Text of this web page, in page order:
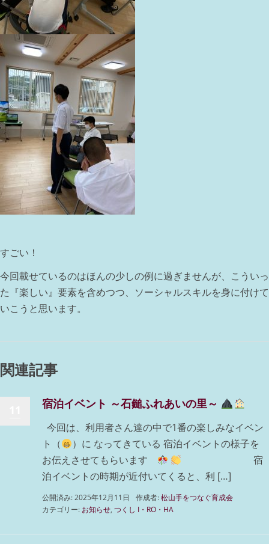
すごい！
今回載せているのはほんの少しの例に過ぎませんが、こういっ
た『楽しい』要素を含めつつ、ソーシャルスキルを身に付けて
いこうと思います。
関連記事
宿泊イベント ～石鎚ふれあいの里～
今回は、利用者さん達の中で1番の楽しみなイベン
ト（
）に なってきている 宿泊イベントの様子を
お伝えさせてもらいます
宿
泊イベントの時期が近付いてくると、利 […]
公開済み: 2025年12月11日 作成者:松山手をつなぐ育成会
カテゴリー: お知らせ, つくし I・RO・HA